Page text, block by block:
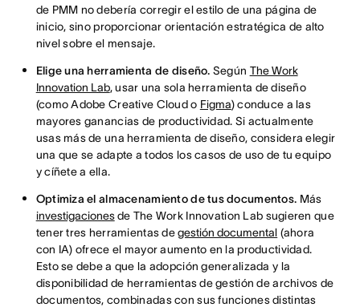
de PMM no debería corregir el estilo de una página de
inicio, sino proporcionar orientación estratégica de alto
nivel sobre el mensaje.
Elige una herramienta de diseño. Según The Work
Innovation Lab, usar una sola herramienta de diseño
(como Adobe Creative Cloud o Figma) conduce a las
mayores ganancias de productividad. Si actualmente
usas más de una herramienta de diseño, considera elegir
una que se adapte a todos los casos de uso de tu equipo
y cíñete a ella.
Optimiza el almacenamiento de tus documentos. Más
investigacionesde The Work Innovation Lab sugieren que
tener tres herramientas degestión documental (ahora
con IA) ofrece el mayor aumento en la productividad.
Esto se debe a que la adopción generalizada y la
disponibilidad de herramientas de gestión de archivos de
documentos, combinadas con sus funciones distintas